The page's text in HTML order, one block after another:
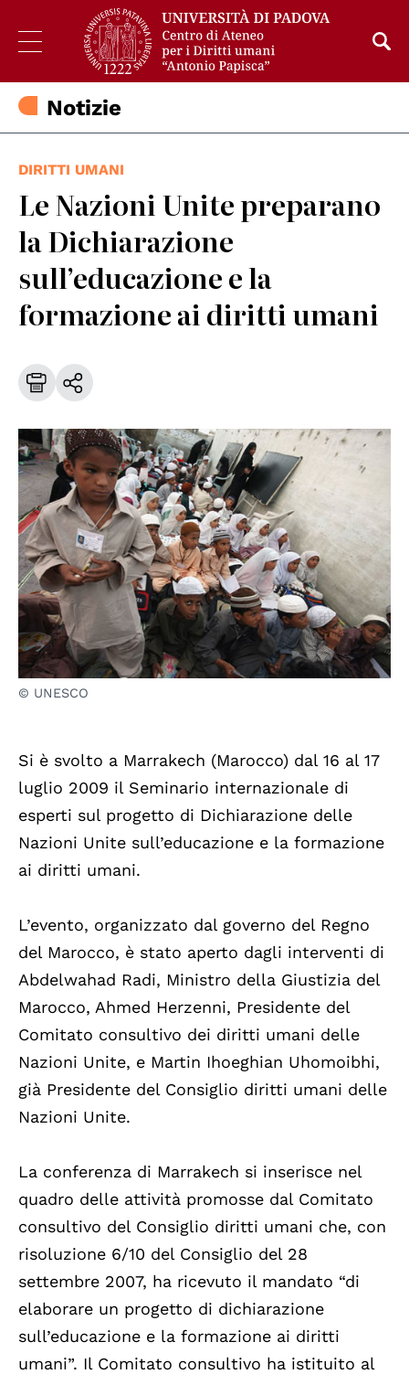
Notizie
DIRITTI UMANI
Le Nazioni Unite preparano
la Dichiarazione
sull’educazione e la
formazione ai diritti umani
© UNESCO
Si è svolto a Marrakech (Marocco) dal 16 al 17
luglio 2009 il Seminario internazionale di
esperti sul progetto di Dichiarazione delle
Nazioni Unite sull’educazione e la formazione
ai diritti umani.
L’evento, organizzato dal governo del Regno
del Marocco, è stato aperto dagli interventi di
Abdelwahad Radi, Ministro della Giustizia del
Marocco, Ahmed Herzenni, Presidente del
Comitato consultivo dei diritti umani delle
Nazioni Unite, e Martin Ihoeghian Uhomoibhi,
già Presidente del Consiglio diritti umani delle
Nazioni Unite.
La conferenza di Marrakech si inserisce nel
quadro delle attività promosse dal Comitato
consultivo del Consiglio diritti umani che, con
risoluzione 6/10 del Consiglio del 28
settembre 2007, ha ricevuto il mandato “di
elaborare un progetto di dichiarazione
sull’educazione e la formazione ai diritti
umani”. Il Comitato consultivo ha istituito al